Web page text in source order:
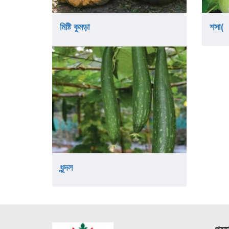
মিষ্টি কুমড়া শসা(
ধুন্দল